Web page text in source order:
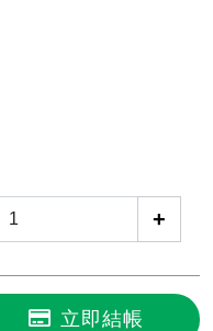
+
立即結帳